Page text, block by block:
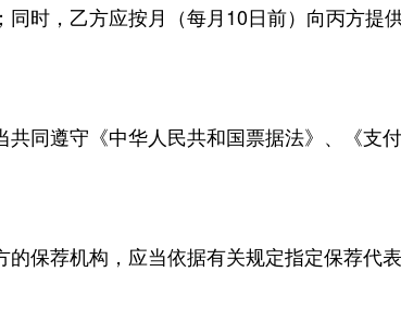
同时，乙方应按月（每月10日前）向丙方
共同遵守《中华人民共和国票据法》、《
的保荐机构，应当依据有关规定指定保荐